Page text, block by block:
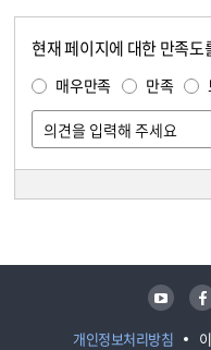
현재 페이지에 대한 만족
매우만족 만족
개인정보처리방침
유튜브 페이스북